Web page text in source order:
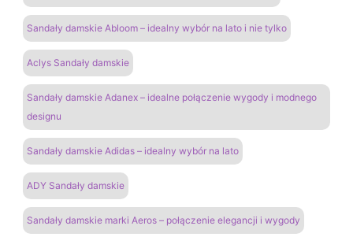
Sandały damskie Abloom – idealny wybór na lato i nie tylko
Aclys Sandały damskie
Sandały damskie Adanex – idealne połączenie wygody i modnego
designu
Sandały damskie Adidas – idealny wybór na lato
ADY Sandały damskie
Sandały damskie marki Aeros – połączenie elegancji i wygody